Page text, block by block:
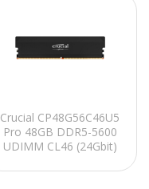
Crucial CP48G56C46U5
Pro 48GB DDR5-5600
UDIMM CL46 (24Gbit)